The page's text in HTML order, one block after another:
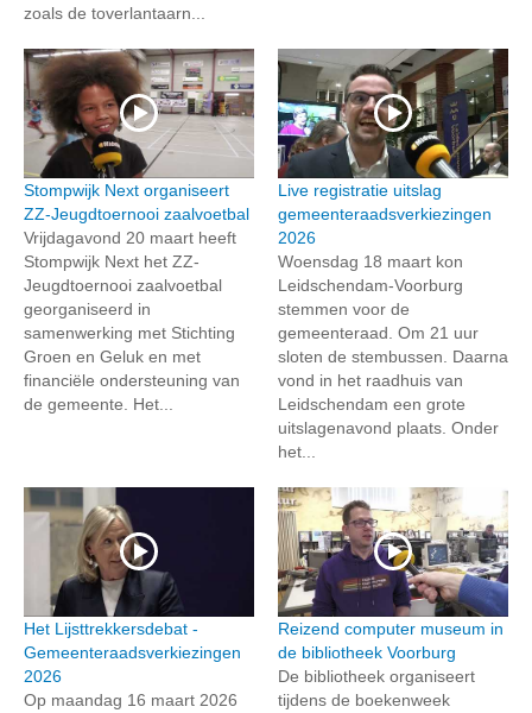
zoals de toverlantaarn...
Stompwijk Next organiseert
ZZ-Jeugdtoernooi zaalvoetbal
Vrijdagavond 20 maart heeft
Stompwijk Next het ZZ-
Jeugdtoernooi zaalvoetbal
georganiseerd in
samenwerking met Stichting
Groen en Geluk en met
financiële ondersteuning van
de gemeente. Het...
Live registratie uitslag
gemeenteraadsverkiezingen
2026
Woensdag 18 maart kon
Leidschendam-Voorburg
stemmen voor de
gemeenteraad. Om 21 uur
sloten de stembussen. Daarna
vond in het raadhuis van
Leidschendam een grote
uitslagenavond plaats. Onder
het...
Het Lijsttrekkersdebat -
Gemeenteraadsverkiezingen
2026
Op maandag 16 maart 2026
Reizend computer museum in
de bibliotheek Voorburg
De bibliotheek organiseert
tijdens de boekenweek